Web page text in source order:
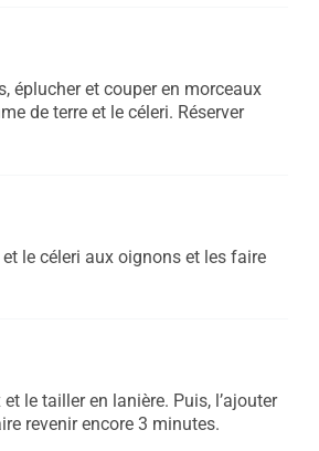
éplucher et couper en morceaux
de terre et le céleri. Réserver
le céleri aux oignons et les faire
le tailler en lanière. Puis, l’ajouter
revenir encore 3 minutes.